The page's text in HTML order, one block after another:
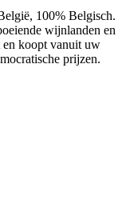
100% Belgisch.
wijnlanden en
koopt vanuit uw
prijzen.